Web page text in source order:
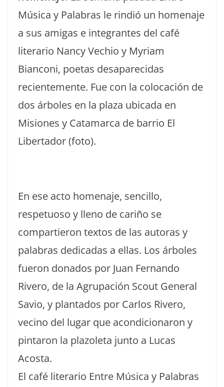
Música y Palabras le rindió un homenaje
a sus amigas e integrantes del café
literario Nancy Vechio y Myriam
Bianconi, poetas desaparecidas
recientemente. Fue con la colocación de
dos árboles en la plaza ubicada en
Misiones y Catamarca de barrio El
Libertador (foto).
En ese acto homenaje, sencillo,
respetuoso y lleno de cariño se
compartieron textos de las autoras y
palabras dedicadas a ellas. Los árboles
fueron donados por Juan Fernando
Rivero, de la Agrupación Scout General
Savio, y plantados por Carlos Rivero,
vecino del lugar que acondicionaron y
pintaron la plazoleta junto a Lucas
Acosta.
El café literario Entre Música y Palabras